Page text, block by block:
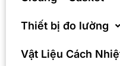
Thiết bị đo lường
Vật Liệu Cách